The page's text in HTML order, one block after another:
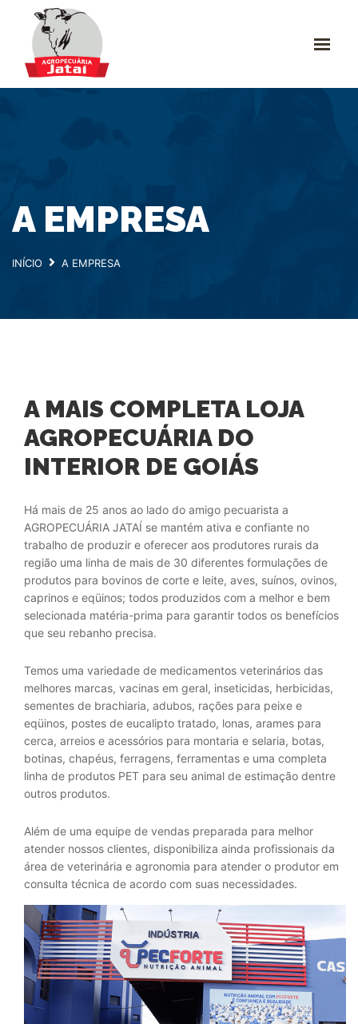
A EMPRESA
INÍCIO A EMPRESA
A MAIS COMPLETA LOJA
AGROPECUÁRIA DO
INTERIOR DE GOIÁS
Há mais de 25 anos ao lado do amigo pecuarista a
AGROPECUÁRIA JATAÍ se mantém ativa e confiante no
trabalho de produzir e oferecer aos produtores rurais da
região uma linha de mais de 30 diferentes formulações de
produtos para bovinos de corte e leite, aves, suínos, ovinos,
caprinos e eqüinos; todos produzidos com a melhor e bem
selecionada matéria-prima para garantir todos os benefícios
que seu rebanho precisa.
Temos uma variedade de medicamentos veterinários das
melhores marcas, vacinas em geral, inseticidas, herbicidas,
sementes de brachiaria, adubos, rações para peixe e
eqüinos, postes de eucalipto tratado, lonas, arames para
cerca, arreios e acessórios para montaria e selaria, botas,
botinas, chapéus, ferragens, ferramentas e uma completa
linha de produtos PET para seu animal de estimação dentre
outros produtos.
Além de uma equipe de vendas preparada para melhor
atender nossos clientes, disponibiliza ainda profissionais da
área de veterinária e agronomia para atender o produtor em
consulta técnica de acordo com suas necessidades.